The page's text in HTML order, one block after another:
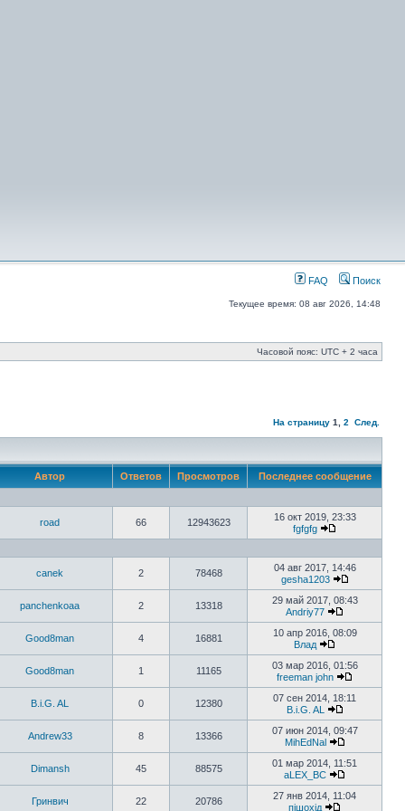
FAQ Поиск
Текущее время: 08 авг 2026, 14:48
Часовой пояс: UTC + 2 часа
На страницу 1 2 След.
Автор Ответов Просмотров Последнее сообщение
road 66 12943623
16 окт 2019, 23:33
fgfgfg
canek 2 78468
04 авг 2017, 14:46
gesha1203
panchenkoaa 2 13318
29 май 2017, 08:43
Andriy77
Good8man 4 16881
10 апр 2016, 08:09
Влад
Good8man 1 11165
03 мар 2016, 01:56
freeman john
B.i.G. AL 0 12380
07 сен 2014, 18:11
B.i.G. AL
Andrew33 8 13366
07 июн 2014, 09:47
MihEdNal
Dimansh 45 88575
01 мар 2014, 11:51
aLEX_BC
Гринвич 22 20786
27 янв 2014, 11:04
пішохід